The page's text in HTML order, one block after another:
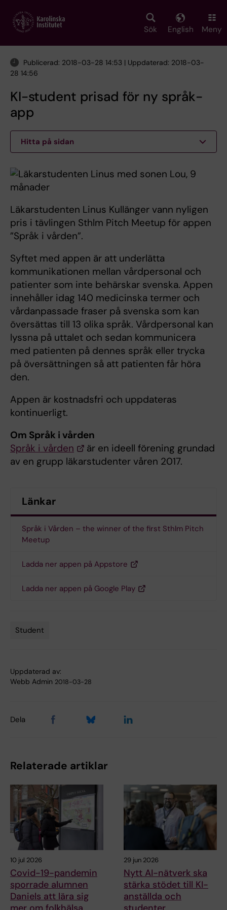
main
Sök English Meny
Publicerad: 2018-03-28 14:53 | Uppdaterad: 2018-03-
28 14:56
KI-student prisad för ny språk-
app
Hitta på sidan
Läkarstudenten Linus Kullänger vann nyligen
pris i tävlingen Sthlm Pitch Meetup för appen
”Språk i vården”.
Syftet med appen är att underlätta
kommunikationen mellan vårdpersonal och
patienter som inte behärskar svenska. Appen
innehåller idag 140 medicinska termer och
vårdanpassade fraser på svenska som kan
översättas till 13 olika språk. Vårdpersonal kan
lyssna på uttalet och sedan kommunicera
med patienten på dennes språk eller trycka
på översättningen så att patienten får höra
den.
Appen är kostnadsfri och uppdateras
kontinuerligt.
Om Språk i vården
Språk i vården
är en ideell förening grundad
av en grupp läkarstudenter våren 2017.
Länkar
Språk i Vården – the winner of the first Sthlm Pitch
Meetup
Ladda ner appen på Appstore
Ladda ner appen på Google Play
Student
Uppdaterad av:
Webb Admin 2018-03-28
Dela
Relaterade artiklar
10 jul 2026
Covid-19-pandemin
sporrade alumnen
Daniels att lära sig
29 jun 2026
Nytt AI-nätverk ska
stärka stödet till KI-
anställda och